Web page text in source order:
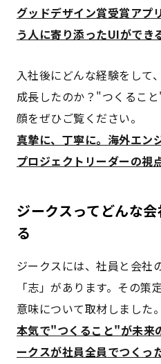
グッドデザイン賞受賞アプ
う人に寄り添ったUIができ
入社後にどんな経験をして
成長したのか？"つくるこ
顔をぜひご覧ください。
真摯に、丁寧に。海外エン
プロジェクトリーダーの視
ジークスってどんな
る
ジークスには、社員と会社
「志」があります。その
意味について取材しました。
本気で"つくること"が未来
ークスが社員全員でつくっ